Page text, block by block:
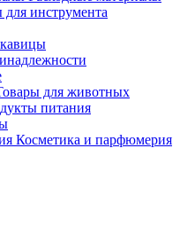
инструмента
для животных
питания
Косметика и парфюмерия